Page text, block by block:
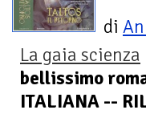
di
La gaia scienza
bellissimo
ITALIANA --